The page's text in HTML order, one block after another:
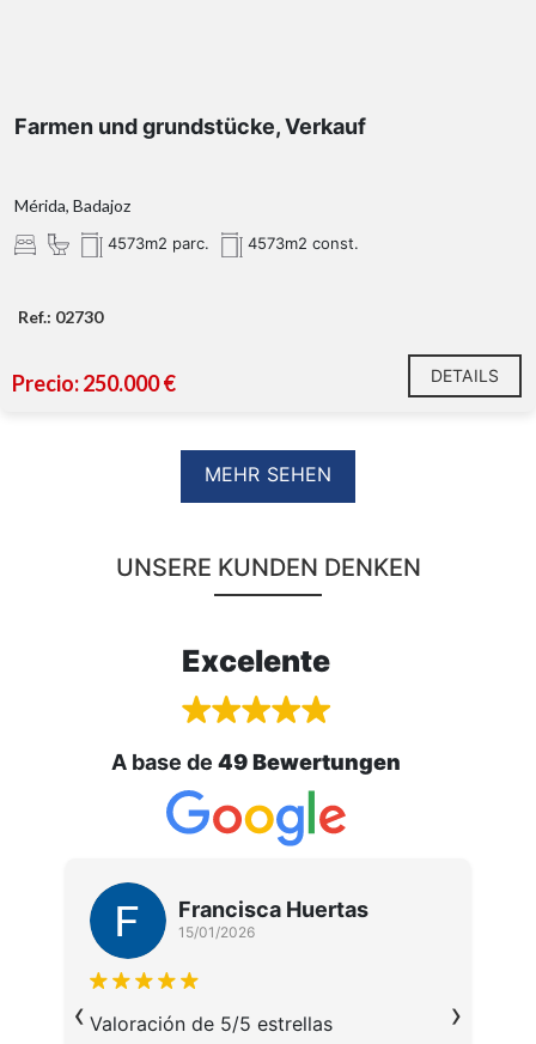
Farmen und grundstücke, Verkauf
Mérida, Badajoz
4573m2 parc. 4573m2 const.
Ref.: 02730
Precio: 250.000 € DETAILS
MEHR SEHEN
UNSERE KUNDEN DENKEN
Excelente
A base de 49 Bewertungen
‹
Francisca Huertas
15/01/2026
Valoración de 5/5 estrellas ›